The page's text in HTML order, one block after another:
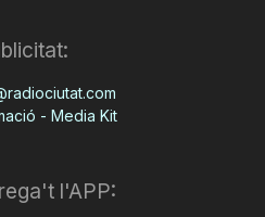
- Media Kit
l'APP: